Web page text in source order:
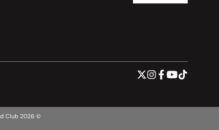
Club 2026 ©